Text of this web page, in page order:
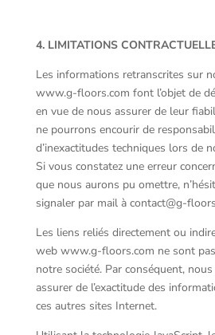
4. LIMITATIONS
Les informations retranscrites sur
www.g-floors.com font l’objet de
en vue de nous assurer de leur
ne pourrons encourir de
d’inexactitudes techniques lors de
Si vous constatez une erreur
que nous aurons pu omettre,
signaler par mail à contact@g-
Les liens reliés directement ou
web www.g-floors.com ne sont
notre société. Par conséquent,
assurer de l’exactitude des
ces autres sites Internet.